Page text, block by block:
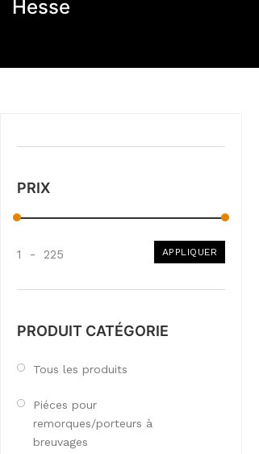
Hesse
PRIX
1 - 225 APPLIQUER
PRODUIT CATÉGORIE
Tous les produits
Piéces pour
remorques/porteurs à
breuvages